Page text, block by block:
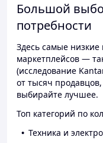
Большой
потребности
Здесь самые
маркетплейсов —
(исследование
от тысяч
выбирайте лучшее.
Топ категорий по
Техника и